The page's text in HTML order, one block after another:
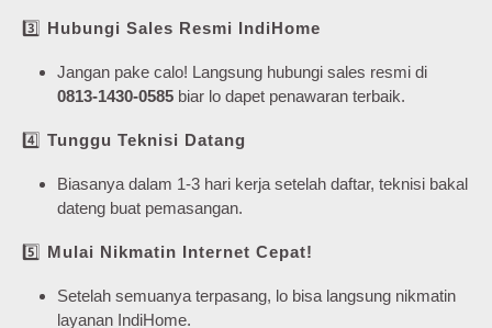
3️⃣ Hubungi Sales Resmi IndiHome
Jangan pake calo! Langsung hubungi sales resmi di
0813-1430-0585 biar lo dapet penawaran terbaik.
4️⃣ Tunggu Teknisi Datang
Biasanya dalam 1-3 hari kerja setelah daftar, teknisi bakal
dateng buat pemasangan.
5️⃣ Mulai Nikmatin Internet Cepat!
Setelah semuanya terpasang, lo bisa langsung nikmatin
layanan IndiHome.